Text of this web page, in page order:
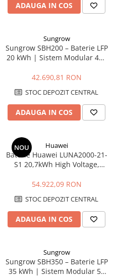
ADAUGA IN COS
Sungrow
Sungrow SBH200 – Baterie LFP
20 kWh | Sistem Modular 48V
42.690,81 RON
STOC DEPOZIT CENTRAL
ADAUGA IN COS
NOU Huawei
Baterie Huawei LUNA2000-21-
S1 20,7kWh High Voltage,
54.922,09 RON
STOC DEPOZIT CENTRAL
ADAUGA IN COS
Sungrow
Sungrow SBH350 – Baterie LFP
35 kWh | Sistem Modular 50